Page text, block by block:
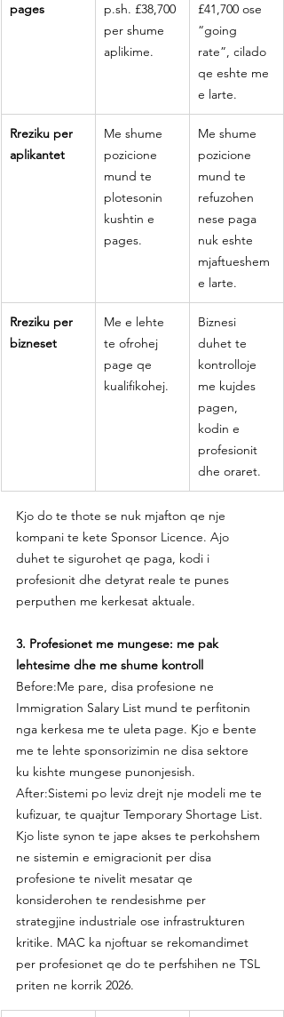
pages
p.sh. £38,700
per shume
aplikime.
£41,700 ose
“going
rate”, cilado
qe eshte me
e larte.
Rreziku per
aplikantet
Me shume
pozicione
mund te
plotesonin
kushtin e
pages.
Me shume
pozicione
mund te
refuzohen
nese paga
nuk eshte
mjaftueshem
e larte.
Rreziku per
bizneset
Me e lehte
te ofrohej
page qe
kualifikohej.
Biznesi
duhet te
kontrolloje
me kujdes
pagen,
kodin e
profesionit
dhe oraret.
Kjo do te thote se nuk mjafton qe nje
kompani te kete Sponsor Licence. Ajo
duhet te sigurohet qe paga, kodi i
profesionit dhe detyrat reale te punes
perputhen me kerkesat aktuale.
3. Profesionet me mungese: me pak
lehtesime dhe me shume kontroll
Before:Me pare, disa profesione ne
Immigration Salary List mund te perfitonin
nga kerkesa me te uleta page. Kjo e bente
me te lehte sponsorizimin ne disa sektore
ku kishte mungese punonjesish.
After:Sistemi po leviz drejt nje modeli me te
kufizuar, te quajtur Temporary Shortage List.
Kjo liste synon te jape akses te perkohshem
ne sistemin e emigracionit per disa
profesione te nivelit mesatar qe
konsiderohen te rendesishme per
strategjine industriale ose infrastrukturen
kritike. MAC ka njoftuar se rekomandimet
per profesionet qe do te perfshihen ne TSL
priten ne korrik 2026.